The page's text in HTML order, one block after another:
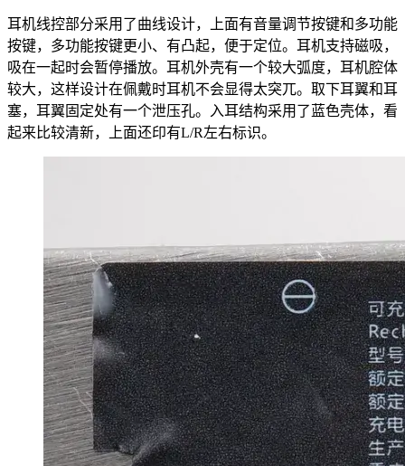
耳机线控部分采用了曲线设计，上面有音量调节按键和多功能
按键，多功能按键更小、有凸起，便于定位。耳机支持磁吸，
吸在一起时会暂停播放。耳机外壳有一个较大弧度，耳机腔体
较大，这样设计在佩戴时耳机不会显得太突兀。取下耳翼和耳
塞，耳翼固定处有一个泄压孔。入耳结构采用了蓝色壳体，看
起来比较清新，上面还印有L/R左右标识。